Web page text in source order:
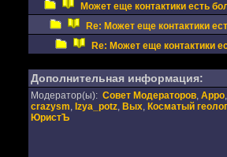
Может еще контактики есть
Re: Может еще контактики
Re: Может еще контактики
Дополнительная информация:
Модератор(ы): Совет Модераторов, Appo,
crazysm, Izya_potz, Вых, Косматый геолог
ЮристЪ